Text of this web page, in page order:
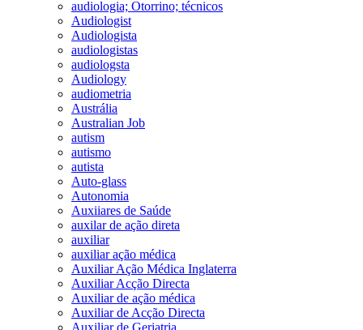
audiologia; Otorrino; técnicos
Audiologist
Audiologista
audiologistas
audiologsta
Audiology
audiometria
Austrália
Australian Job
autism
autismo
autista
Auto-glass
Autonomia
Auxiiares de Saúde
auxilar de ação direta
auxiliar
auxiliar ação médica
Auxiliar Ação Médica Inglaterra
Auxiliar Acção Directa
Auxiliar de ação médica
Auxiliar de Acção Directa
Auxiliar de Geriatria